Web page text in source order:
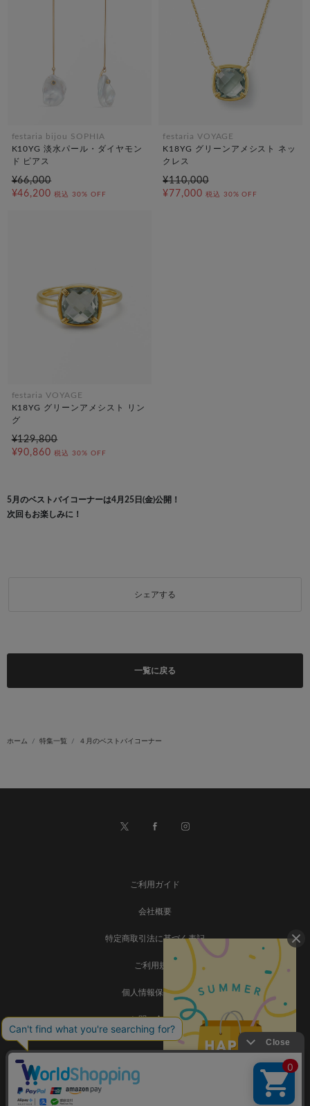
festaria bijou SOPHIA
K10YG 淡水パール・ダイヤモン
ド ピアス
¥66,000
¥46,200 税込 30% OFF
festaria VOYAGE
K18YG グリーンアメシスト ネッ
クレス
¥110,000
¥77,000 税込 30% OFF
festaria VOYAGE
K18YG グリーンアメシスト リン
グ
¥129,800
¥90,860 税込 30% OFF
5月のベストバイコーナーは4月25日(金)公開！
次回もお楽しみに！
シェアする
一覧に戻る
ホーム 特集一覧 ４月のベストバイコーナー
ご利用ガイド
会社概要
特定商取引法に基づく表記
ご利用規約
個人情報保護方針
お問い合わせ
事業再構築